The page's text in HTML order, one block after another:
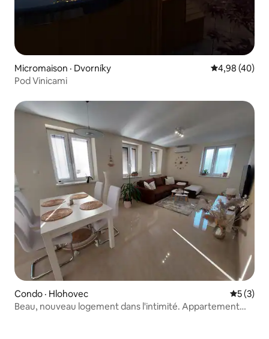
Micromaison · Dvorníky Note
4,98 (40)
Pod Vinicami
Condo · Hlohovec Note
5 (3)
Beau, nouveau logement dans l'intimité. Appartement